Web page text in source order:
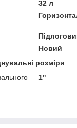
32 л
Новий
розміри
1"